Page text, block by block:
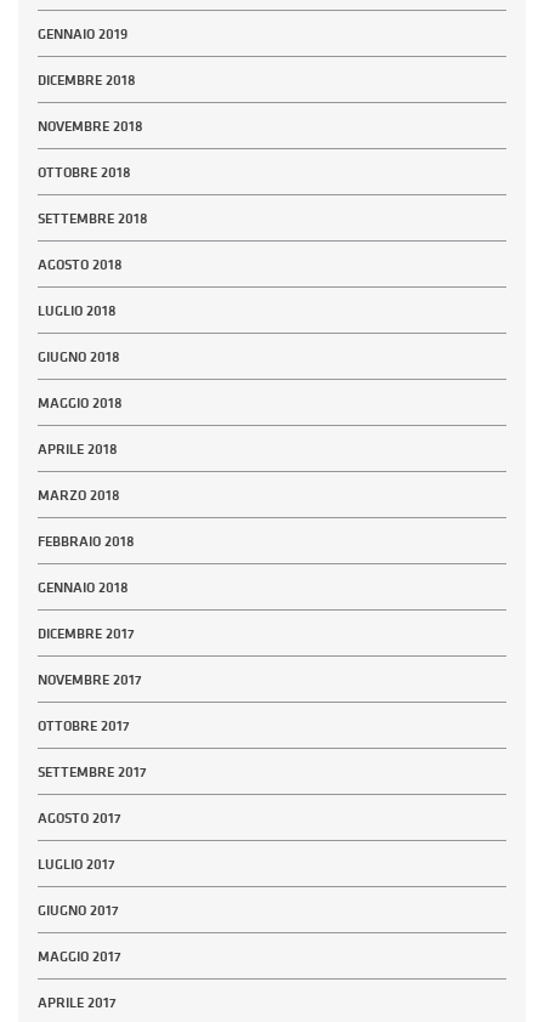
GENNAIO 2019
DICEMBRE 2018
NOVEMBRE 2018
OTTOBRE 2018
SETTEMBRE 2018
AGOSTO 2018
LUGLIO 2018
GIUGNO 2018
MAGGIO 2018
APRILE 2018
MARZO 2018
FEBBRAIO 2018
GENNAIO 2018
DICEMBRE 2017
NOVEMBRE 2017
OTTOBRE 2017
SETTEMBRE 2017
AGOSTO 2017
LUGLIO 2017
GIUGNO 2017
MAGGIO 2017
APRILE 2017